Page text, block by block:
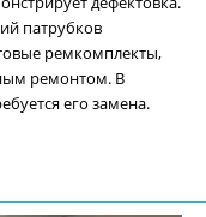
патрубков
ремкомплекты,
ремонтом. В
его замена.